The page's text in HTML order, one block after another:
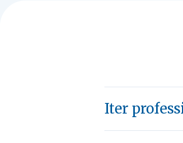
Iter